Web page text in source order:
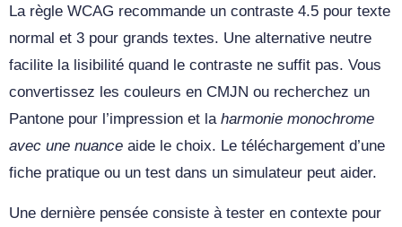
La règle WCAG recommande un contraste 4.5 pour texte
normal et 3 pour grands textes. Une alternative neutre
facilite la lisibilité quand le contraste ne suffit pas. Vous
convertissez les couleurs en CMJN ou recherchez un
Pantone pour l’impression et la harmonie monochrome
avec une nuance aide le choix. Le téléchargement d’une
fiche pratique ou un test dans un simulateur peut aider.
Une dernière pensée consiste à tester en contexte pour